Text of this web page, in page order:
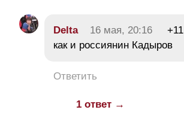
Delta 16 мая, 20:16
+11
как и россиянин Кадыров
Ответить
1 ответ →